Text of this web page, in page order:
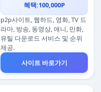
혜택:100,000P
p2p사이트, 웹하드, 영화, TV 드
라마, 방송, 동영상, 애니, 만화,
유틸 다운로드 서비스 및 순위
제공.
사이트 바로가기